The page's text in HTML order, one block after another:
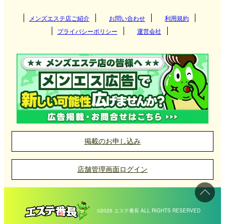
メンズエステ店ご紹介 お問い合わせ
利用規約
プライバシーポリシー
運営会社
掲載のお申し込み
店舗管理画面ログイン
©2026 エステ番長 ALL RIGHTS RESERVED